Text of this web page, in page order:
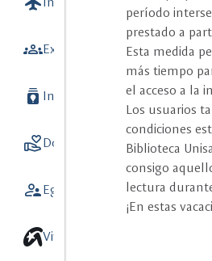
groupsExtensión y Vinculación con
batch_prediction Investigación
volunteer_activismDonaciones
supervisor_accountEgresados
Vive unisalle
período
prestado a
Esta medida
más tiempo
el acceso a la
Los usuarios
condiciones
Biblioteca
consigo
lectura
¡En estas